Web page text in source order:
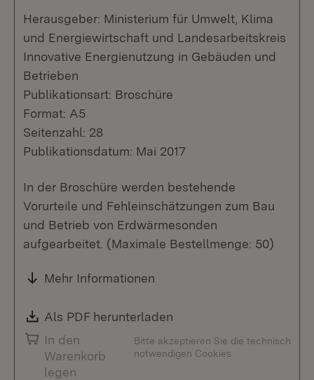
Herausgeber: Ministerium für Umwelt, Klima
und Energiewirtschaft und Landesarbeitskreis
Innovative Energienutzung in Gebäuden und
Betrieben
Publikationsart: Broschüre
Format: A5
Seitenzahl: 28
Publikationsdatum: Mai 2017
In der Broschüre werden bestehende
Vorurteile und Fehleinschätzungen zum Bau
und Betrieb von Erdwärmesonden
aufgearbeitet. (Maximale Bestellmenge: 50)
Mehr Informationen
Download:
Als PDF herunterladen
In den
Warenkorb
legen
Bitte akzeptieren Sie die technisch
notwendigen Cookies